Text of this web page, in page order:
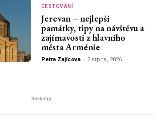
CESTOVÁNÍ
Jerevan – nejlepší
památky, tipy na návštěvu a
zajímavosti z hlavního
města Arménie
Petra Zajícova - 2 srpna, 2026
Reklama